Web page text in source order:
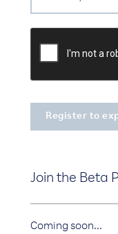
Join the Beta
Coming soon...